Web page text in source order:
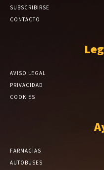
SUBSCRIBIRSE
CONTACTO
AVISO LEGAL
PRIVACIDAD
COOKIES
FARMACIAS
AUTOBUSES